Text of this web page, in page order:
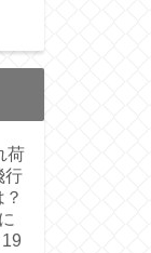
荷
行